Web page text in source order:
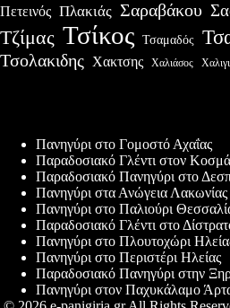
Πετεινός Πλακιάς Σαραβάκου
Τζίμας Τσίκος Τσαμαδός
Τσολακιδης Χακτσης Χαλιάσος
Πανηγύρι στο Γομοστό Αχαΐας
Παραδοσιακό Γλέντι στον
Παραδοσιακό Πανηγύρι στο
Πανηγύρι στα Ανώγεια Λακωνίας
Πανηγύρι στο Παλιούρι
Παραδοσιακό Γλέντι στο
Πανηγύρι στο Πλουτοχώρι
Πανηγύρι στο Περιστέρι Ηλείας
Παραδοσιακό Πανηγύρι στην
Πανηγύρι στον Παχυκάλαμο